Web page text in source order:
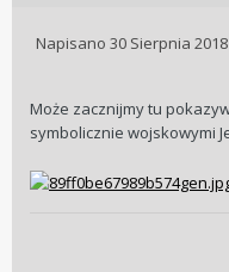
Napisano 30 Sierpnia 2018
Może zacznijmy tu
symbolicznie wojskowymi